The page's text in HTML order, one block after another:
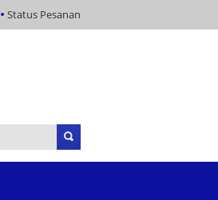
Status Pesanan